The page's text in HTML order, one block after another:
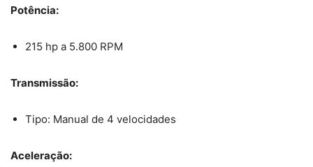
Potência:
215 hp a 5.800 RPM
Transmissão:
Tipo: Manual de 4 velocidades
Aceleração: